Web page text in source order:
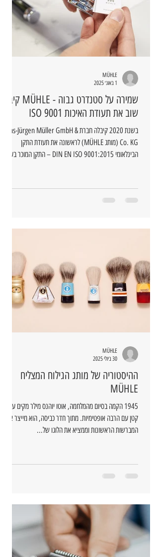
שמירה על סטנדרט גבוה - MÜHLE קיבלה
שוב את תעודת האיכות ISO 9001
בשנת 2020 קיבלה חברת Hans-Jürgen Müller GmbH &
Co. KG (מותג MÜHLE) לראשונה את תעודת התקן
הבינלאומי DIN EN ISO 9001:2015 – התקן המוכר בעולם
MÜHLE
1 באוג׳ 2025
ההיסטוריה של מותג הגילוח המצליח
MÜHLE
1945 הקמה בסיום מהמלחמה, אוטו יוהנס מילר מקים עסק
קטן עם הרבה אופטימיות. מתוך חדר כביסה, הוא מייצר את
המברשות הראשונות וממציא את הלוגו של...
MÜHLE
30 ביולי 2025